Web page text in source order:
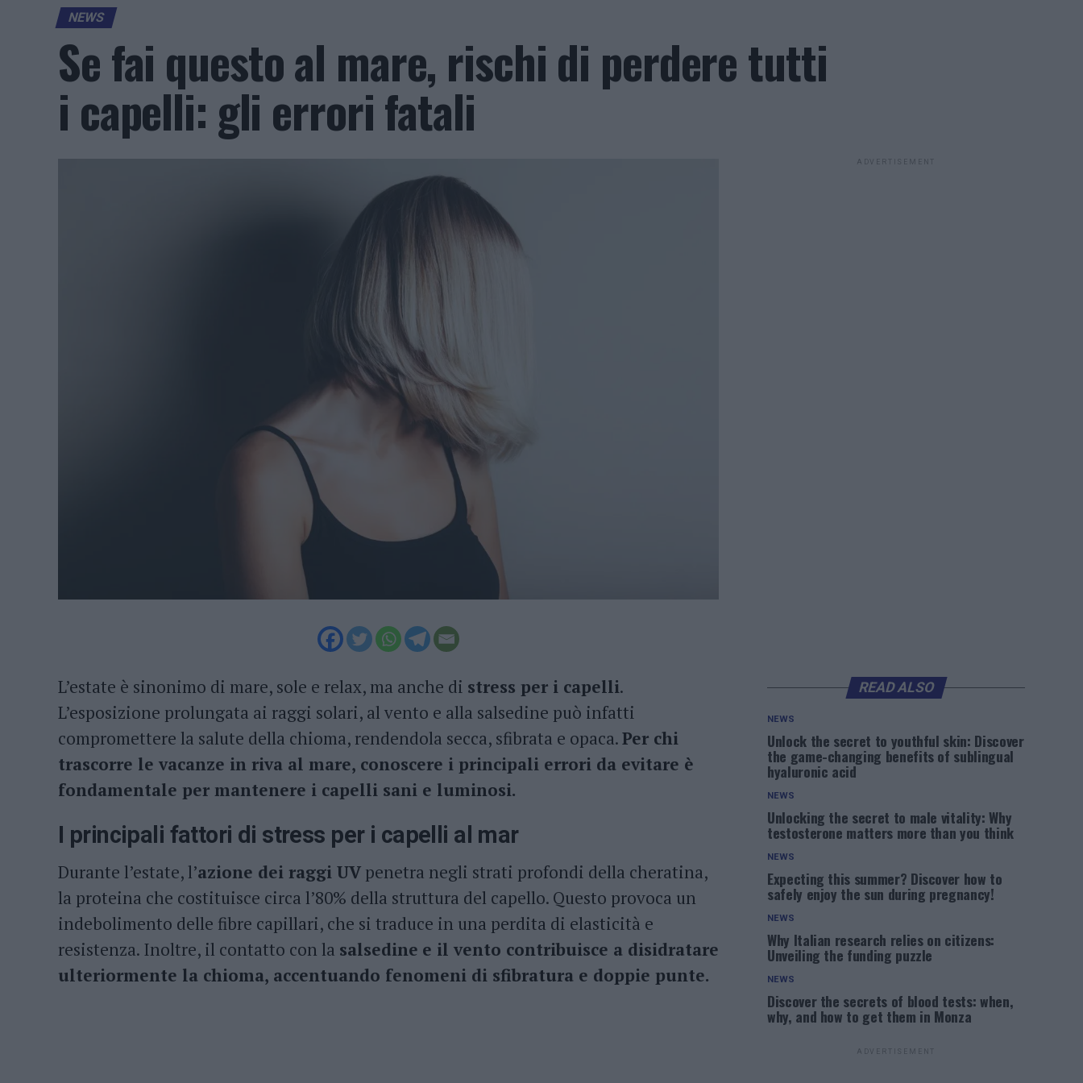
NEWS
Se fai questo al mare, rischi di perdere tutti
i capelli: gli errori fatali
L’estate è sinonimo di mare, sole e relax, ma anche di stress per i capelli.
L’esposizione prolungata ai raggi solari, al vento e alla salsedine può infatti
compromettere la salute della chioma, rendendola secca, sfibrata e opaca.Per chi
trascorre le vacanze in riva al mare, conoscere i principali errori da evitare è
fondamentale per mantenere i capelli sani e luminosi.
I principali fattori di stress per i capelli al mar
Durante l’estate, l’azione dei raggi UV penetra negli strati profondi della cheratina,
la proteina che costituisce circa l’80% della struttura del capello. Questo provoca un
indebolimento delle fibre capillari, che si traduce in una perdita di elasticità e
resistenza. Inoltre, il contatto con la salsedine e il vento contribuisce a disidratare
ulteriormente la chioma, accentuando fenomeni di sfibratura e doppie punte.
ADVERTISEMENT
READ ALSO
NEWS
Unlock the secret to youthful skin: Discover
the game-changing benefits of sublingual
hyaluronic acid
NEWS
Unlocking the secret to male vitality: Why
testosterone matters more than you think
NEWS
Expecting this summer? Discover how to
safely enjoy the sun during pregnancy!
NEWS
Why Italian research relies on citizens:
Unveiling the funding puzzle
NEWS
Discover the secrets of blood tests: when,
why, and how to get them in Monza
ADVERTISEMENT